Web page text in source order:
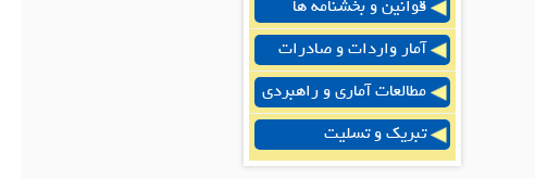
قوانین و بخشنامه ها
آمار واردات و صادرات
مطالعات آماری و راهبردی
تبریک و تسلیت